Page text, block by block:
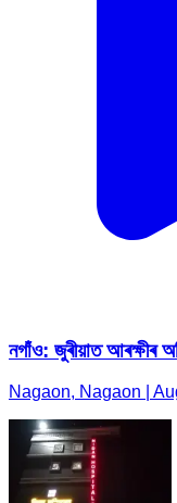
নগাঁও: জুৰীয়াত আৰক্ষীৰ
Nagaon, Nagaon |